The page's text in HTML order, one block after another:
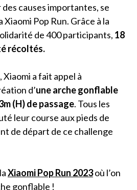
causes importantes, se
Pop Run. Grâce à la
de 400 participants, 18
récoltés.
a fait appel à
d’une arche gonflable
(H)de passage. Tous les
leur course aux pieds de
de départ de ce challenge
Xiaomi Pop Run 2023où l’on
gonflable !